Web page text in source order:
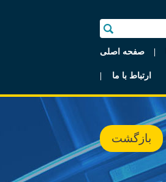
صفحه اصلی
ارتباط با ما
بازگشت